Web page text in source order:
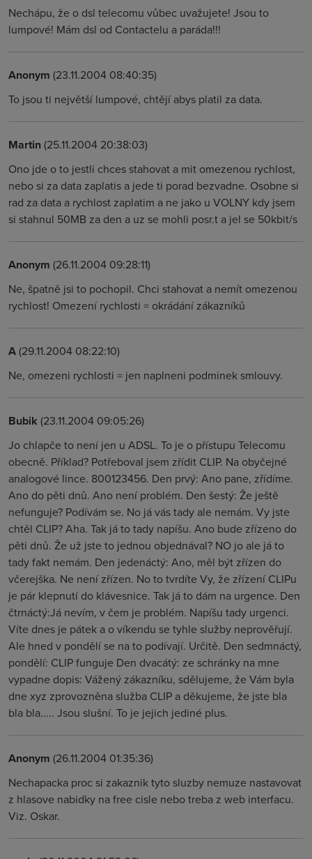
Nechápu, že o dsl telecomu vůbec uvažujete! Jsou to
lumpové! Mám dsl od Contactelu a paráda!!!
Anonym (23.11.2004 08:40:35)
To jsou ti největší lumpové, chtějí abys platil za data.
Martin(25.11.2004 20:38:03)
Ono jde o to jestli chces stahovat a mit omezenou rychlost,
nebo si za data zaplatis a jede ti porad bezvadne. Osobne si
rad za data a rychlost zaplatim a ne jako u VOLNY kdy jsem
si stahnul 50MB za den a uz se mohli posr.t a jel se 50kbit/s
Anonym (26.11.2004 09:28:11)
Ne, špatně jsi to pochopil. Chci stahovat a nemít omezenou
rychlost! Omezení rychlosti = okrádání zákazníků
A(29.11.2004 08:22:10)
Ne, omezeni rychlosti = jen naplneni podminek smlouvy.
Bubik (23.11.2004 09:05:26)
Jo chlapče to není jen u ADSL. To je o přístupu Telecomu
obecně. Příklad? Potřeboval jsem zřídit CLIP. Na obyčejné
analogové lince. 800123456. Den prvý: Ano pane, zřídíme.
Ano do pěti dnů. Ano není problém. Den šestý: Že ještě
nefunguje? Podívám se. No já vás tady ale nemám. Vy jste
chtěl CLIP? Aha. Tak já to tady napíšu. Ano bude zřízeno do
pěti dnů. Že už jste to jednou objednával? NO jo ale já to
tady fakt nemám. Den jedenáctý: Ano, měl být zřízen do
včerejška. Ne není zřízen. No to tvrdíte Vy, že zřízení CLIPu
je pár klepnutí do klávesnice. Tak já to dám na urgence. Den
čtrnáctý:Já nevím, v čem je problém. Napíšu tady urgenci.
Víte dnes je pátek a o víkendu se tyhle služby neprověřují.
Ale hned v pondělí se na to podívají. Určitě. Den sedmnáctý,
pondělí: CLIP funguje Den dvacátý: ze schránky na mne
vypadne dopis: Vážený zákazníku, sdělujeme, že Vám byla
dne xyz zprovozněna služba CLIP a děkujeme, že jste bla
bla bla..... Jsou slušní. To je jejich jediné plus.
Anonym (26.11.2004 01:35:36)
Nechapacka proc si zakaznik tyto sluzby nemuze nastavovat
z hlasove nabidky na free cisle nebo treba z web interfacu.
Viz. Oskar.